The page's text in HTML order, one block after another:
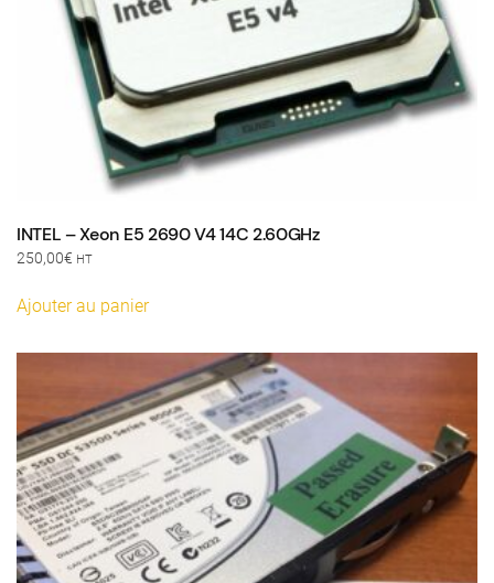
INTEL – Xeon E5 2690 V4 14C 2.60GHz
250,00€ HT
Ajouter au panier